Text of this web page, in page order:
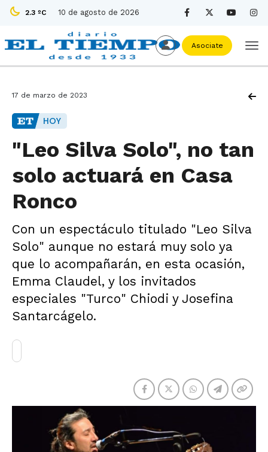
2.3 ºC 10 de agosto de 2026
Asociate
17 de marzo de 2023
HOY
"Leo Silva Solo", no tan
solo actuará en Casa
Ronco
Con un espectáculo titulado "Leo Silva
Solo" aunque no estará muy solo ya
que lo acompañarán, en esta ocasión,
Emma Claudel, y los invitados
especiales "Turco" Chiodi y Josefina
Santarcágelo.